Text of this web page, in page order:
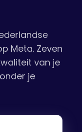
Meta. Zeven
van je
je